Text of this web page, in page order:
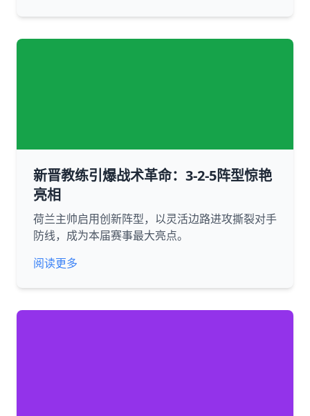
新晋教练引爆战术革命：3-2-5阵型惊艳
亮相
荷兰主帅启用创新阵型，以灵活边路进攻撕裂对手
防线，成为本届赛事最大亮点。
阅读更多